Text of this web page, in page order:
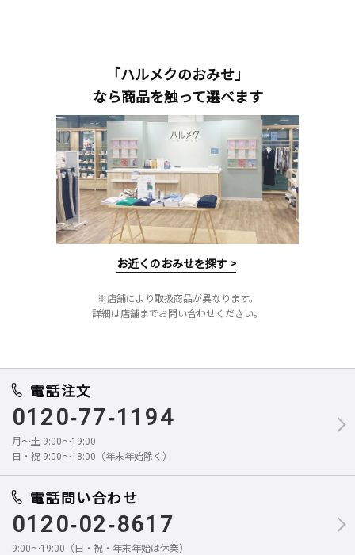
「ハルメクのおみせ」
なら商品を触って選べます
お近くのおみせを探す >
※店舗により取扱商品が異なります。
詳細は店舗までお問い合わせください。
電話注文
0120-77-1194
月～土 9:00～19:00
日・祝 9:00～18:00（年末年始除く）
電話問い合わせ
0120-02-8617
9:00～19:00（日・祝・年末年始は休業）